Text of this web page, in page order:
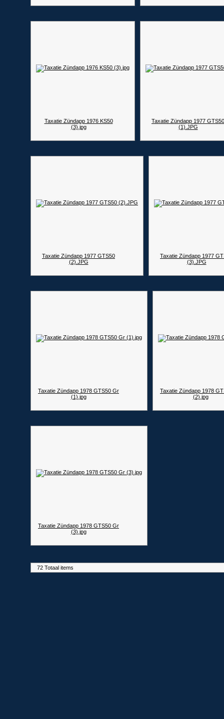
Taxatie Zündapp 1976 KS50
(3).jpg
Taxatie Zündapp 1977 GTS50
(1).JPG
Taxatie Zündapp 1977 GTS50
(2).JPG
Taxatie Zündapp 1977
(3).JPG
Taxatie Zündapp 1978 GTS50 Gr
(1).jpg
Taxatie Zündapp 1978
(2).jpg
Taxatie Zündapp 1978 GTS50 Gr
(3).jpg
72 Totaal items